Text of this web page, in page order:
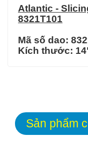
Atlantic -
8321T101
Mã số dao:
Kích thước:
Sản phẩm